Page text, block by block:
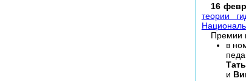
16
теории
Премии
в
и